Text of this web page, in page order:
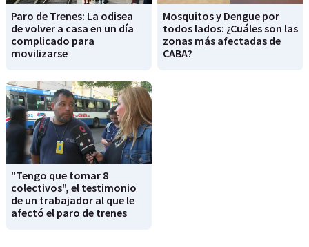
Paro de Trenes: La odisea
de volver a casa en un día
complicado para
movilizarse
Mosquitos y Dengue por
todos lados: ¿Cuáles son las
zonas más afectadas de
CABA?
"Tengo que tomar 8
colectivos", el testimonio
de un trabajador al que le
afectó el paro de trenes